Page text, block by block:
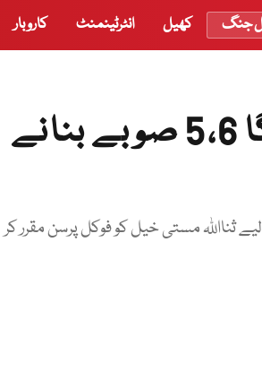
جنگ کھیل انٹرٹینمنٹ کاروبار
’ایک صوبہ بنانے سے کام نہیں چلے گا 5،6 صوبے بنانے
مستی خیل کو فوکل پرسن مقرر کر